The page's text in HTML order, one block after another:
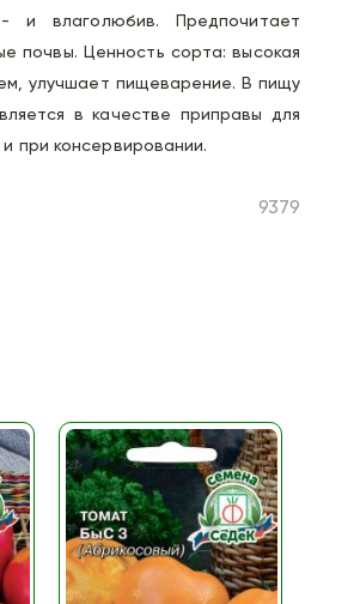
и влаголюбив. Предпочитает
почвы. Ценность сорта: высокая
улучшает пищеварение. В пищу
в качестве приправы для
при консервировании.
9379